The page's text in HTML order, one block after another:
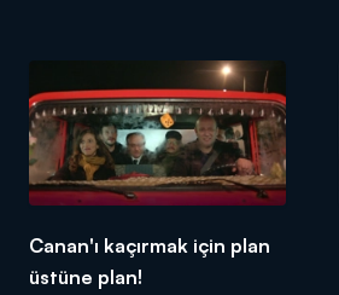
Canan'ı kaçırmak için plan
üstüne plan!